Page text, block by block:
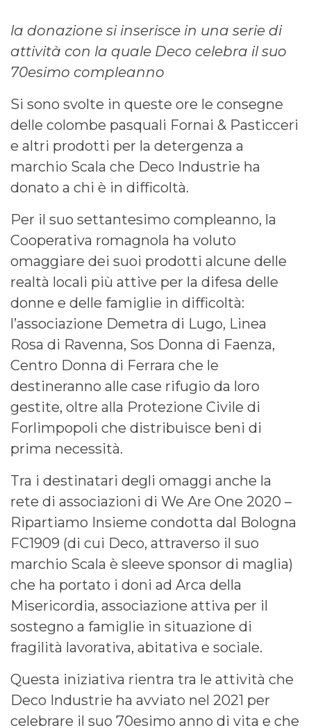
la donazione si inserisce in una serie di
attività con la quale Deco celebra il suo
70esimo compleanno
Si sono svolte in queste ore le consegne
delle colombe pasquali Fornai & Pasticceri
e altri prodotti per la detergenza a
marchio Scala che Deco Industrie ha
donato a chi è in difficoltà.
Per il suo settantesimo compleanno, la
Cooperativa romagnola ha voluto
omaggiare dei suoi prodotti alcune delle
realtà locali più attive per la difesa delle
donne e delle famiglie in difficoltà:
l’associazione Demetra di Lugo, Linea
Rosa di Ravenna, Sos Donna di Faenza,
Centro Donna di Ferrara che le
destineranno alle case rifugio da loro
gestite, oltre alla Protezione Civile di
Forlimpopoli che distribuisce beni di
prima necessità.
Tra i destinatari degli omaggi anche la
rete di associazioni di We Are One 2020 –
Ripartiamo Insieme condotta dal Bologna
FC1909 (di cui Deco, attraverso il suo
marchio Scala è sleeve sponsor di maglia)
che ha portato i doni ad Arca della
Misericordia, associazione attiva per il
sostegno a famiglie in situazione di
fragilità lavorativa, abitativa e sociale.
Questa iniziativa rientra tra le attività che
Deco Industrie ha avviato nel 2021 per
celebrare il suo 70esimo anno di vita e che